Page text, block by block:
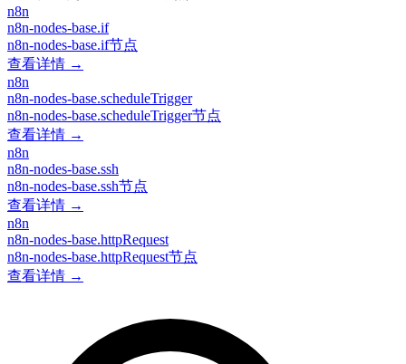
n8n
n8n-nodes-base.if
n8n-nodes-base.if节点
查看详情 →
n8n
n8n-nodes-base.scheduleTrigger
n8n-nodes-base.scheduleTrigger节点
查看详情 →
n8n
n8n-nodes-base.ssh
n8n-nodes-base.ssh节点
查看详情 →
n8n
n8n-nodes-base.httpRequest
n8n-nodes-base.httpRequest节点
查看详情 →